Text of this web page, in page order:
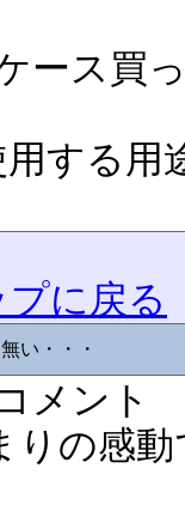
ース買
用する
に戻る
い・・・
メント
りの感